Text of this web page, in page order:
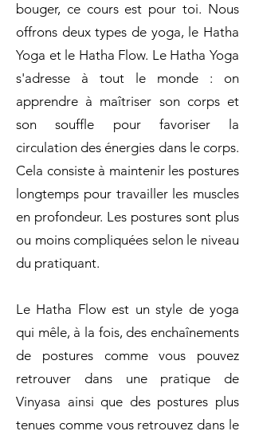
bouger, ce cours est pour toi. Nous
offrons deux types de yoga, le Hatha
Yoga et le Hatha Flow. Le Hatha Yoga
s'adresse à tout le monde : on
apprendre à maîtriser son corps et
son souffle pour favoriser la
circulation des énergies dans le corps.
Cela consiste à maintenir les postures
longtemps pour travailler les muscles
en profondeur. Les postures sont plus
ou moins compliquées selon le niveau
du pratiquant.
Le Hatha Flow est un style de yoga
qui mêle, à la fois, des enchaînements
de postures comme vous pouvez
retrouver dans une pratique de
Vinyasa ainsi que des postures plus
tenues comme vous retrouvez dans le